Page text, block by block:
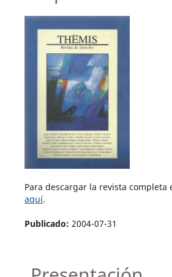
Para descargar la revista completa
aquí.
Publicado: 2004-07-31